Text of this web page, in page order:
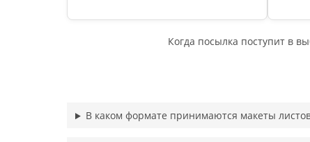
Когда посылка поступит в
В каком формате принимаются макеты